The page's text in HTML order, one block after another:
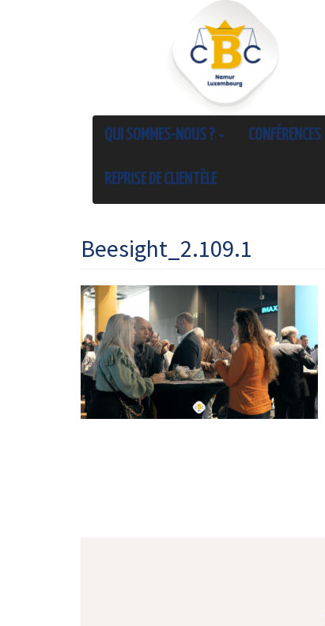
QUI SOMMES-NOUS ? CONFÉRENCES
REPRISE DE CLIENTÈLE
Beesight_2.109.1